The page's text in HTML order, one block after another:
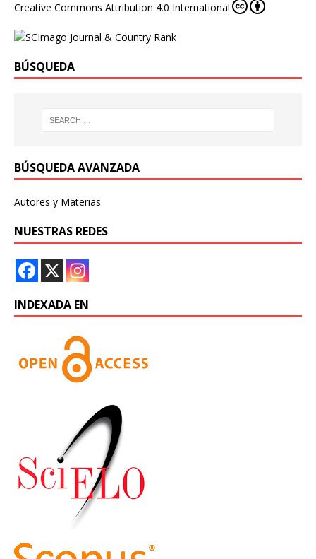
Creative Commons Attribution 4.0 International
BÚSQUEDA
BÚSQUEDA AVANZADA
Autores y Materias
NUESTRAS REDES
INDEXADA EN